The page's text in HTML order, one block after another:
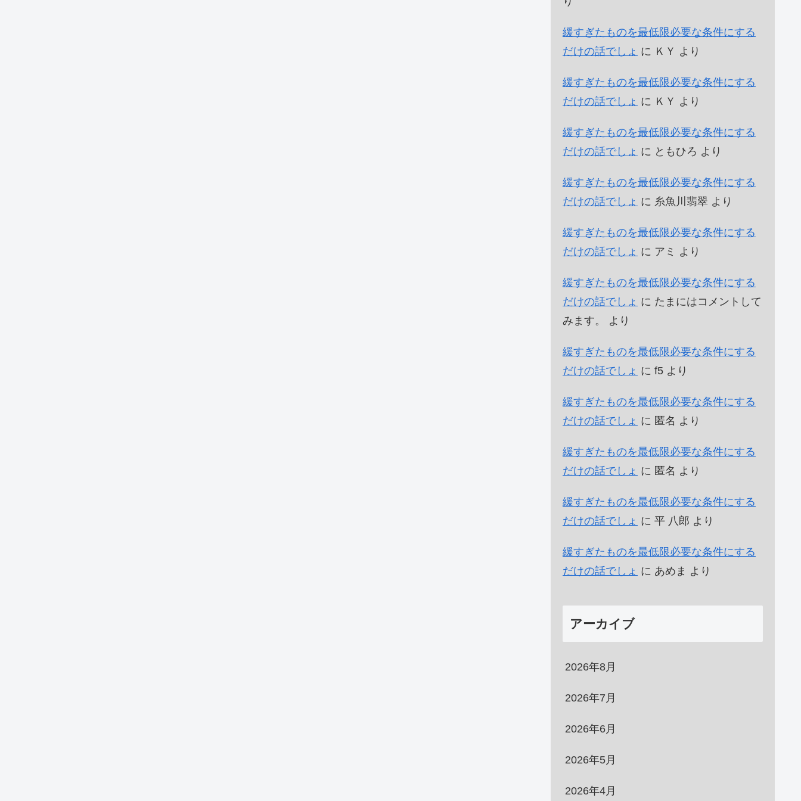
緩すぎたものを最低限必要な条件にする
だけの話でしょ に ＫＹ より
緩すぎたものを最低限必要な条件にする
だけの話でしょ に ＫＹ より
緩すぎたものを最低限必要な条件にする
だけの話でしょ に ともひろ より
緩すぎたものを最低限必要な条件にする
だけの話でしょ に 糸魚川翡翠 より
緩すぎたものを最低限必要な条件にする
だけの話でしょ に アミ より
緩すぎたものを最低限必要な条件にする
だけの話でしょ に たまにはコメントして
みます。
より
緩すぎたものを最低限必要な条件にする
だけの話でしょ に f5 より
緩すぎたものを最低限必要な条件にする
だけの話でしょ に 匿名 より
緩すぎたものを最低限必要な条件にする
だけの話でしょ に 匿名 より
緩すぎたものを最低限必要な条件にする
だけの話でしょ に 平 八郎 より
緩すぎたものを最低限必要な条件にする
だけの話でしょ に あめま より
アーカイブ
2026年8月
2026年7月
2026年6月
2026年5月
2026年4月